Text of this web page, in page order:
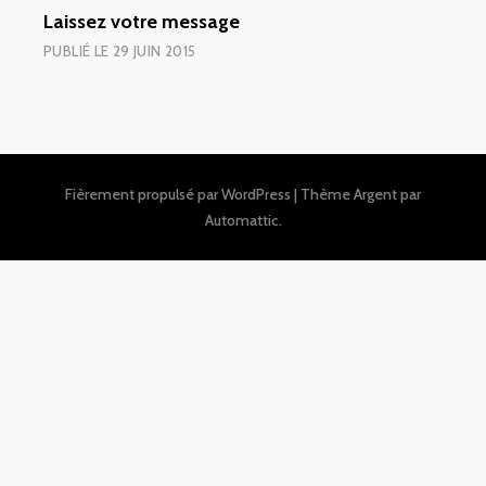
Laissez votre message
PUBLIÉ LE 29 JUIN 2015
Fièrement propulsé par WordPress | Thème Argent par
Automattic.